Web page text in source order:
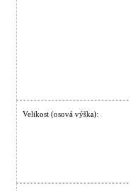
Velikost (osová výška):